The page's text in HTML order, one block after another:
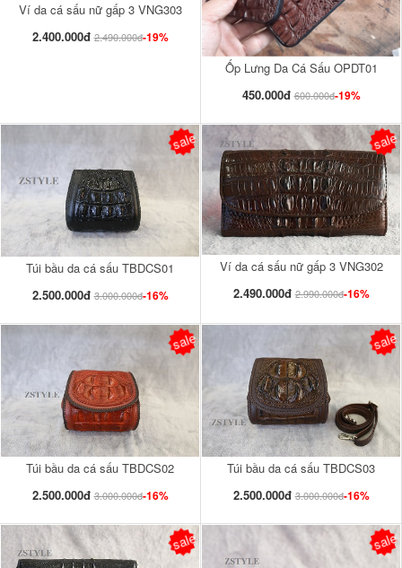
Ví da cá sấu nữ gấp 3 VNG303
2.400.000đ 2.490.000đ-19%
Ốp Lưng Da Cá Sấu OPDT01
450.000đ 600.000đ-19%
Túi bầu da cá sấu TBDCS01
2.500.000đ 3.000.000đ-16%
sale
Ví da cá sấu nữ gấp 3 VNG302
2.490.000đ 2.990.000đ-16%
sale
Túi bầu da cá sấu TBDCS02
2.500.000đ 3.000.000đ-16%
sale
Túi bầu da cá sấu TBDCS03
2.500.000đ 3.000.000đ-16%
sale
sale sale